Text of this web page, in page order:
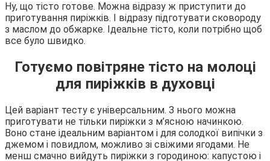
Ну, що тісто готове. Можна відразу ж приступити до
приготування пиріжків. І відразу підготувати сковороду
з маслом до обжарке. Ідеальне тісто, коли потрібно щоб
все було швидко.
Готуємо повітряне тісто на молоці
для пиріжків в духовці
Цей варіант тесту є універсальним. З нього можна
приготувати не тільки пиріжки з м’ясною начинкою.
Воно стане ідеальним варіантом і для солодкої випічки з
джемом і повидлом, можливо зі свіжими ягодами. Не
менш смачно вийдуть пиріжки з городиною: капустою і